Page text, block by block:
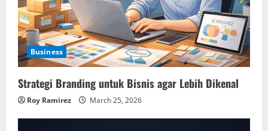
t
i
o
n
Business
Strategi Branding untuk Bisnis agar Lebih Dikenal
Roy Ramirez March 25, 2026